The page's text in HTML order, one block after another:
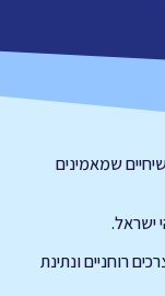
שמאמינים
ישראל.
רוחניים ונתינת